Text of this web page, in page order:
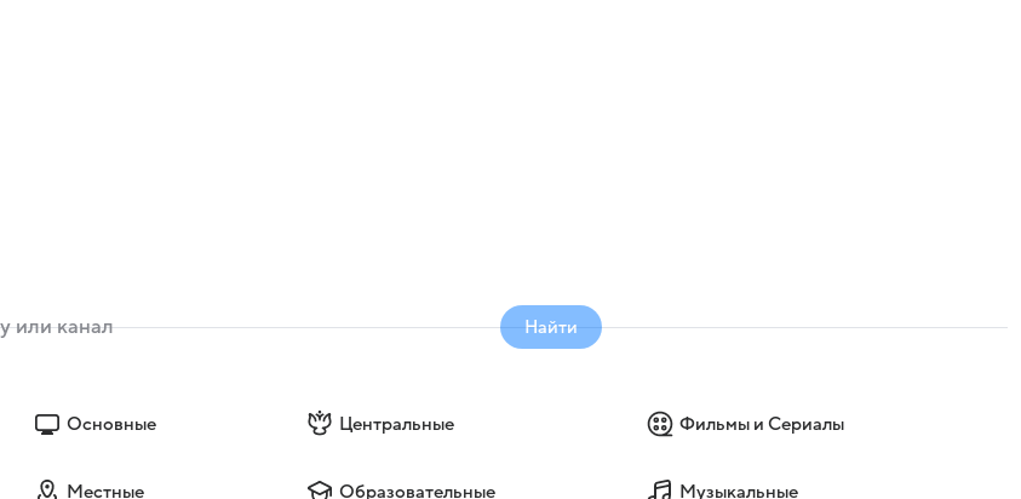
Найти
Основные Центральные Фильмы и Сериалы
Местные Образовательные Музыкальные